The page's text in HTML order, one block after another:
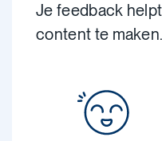
Je feedback
content te maken.